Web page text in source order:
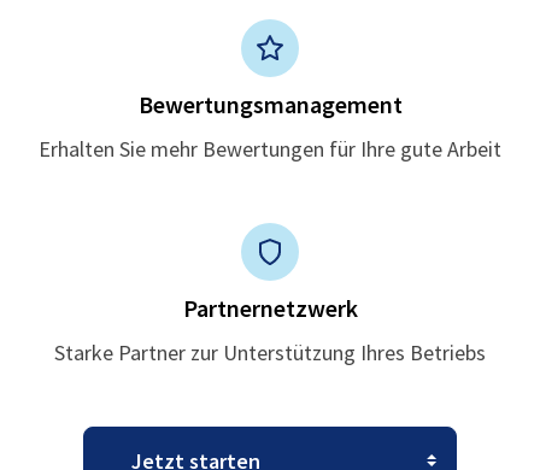
Bewertungsmanagement
Erhalten Sie mehr Bewertungen für Ihre gute Arbeit
Partnernetzwerk
Starke Partner zur Unterstützung Ihres Betriebs